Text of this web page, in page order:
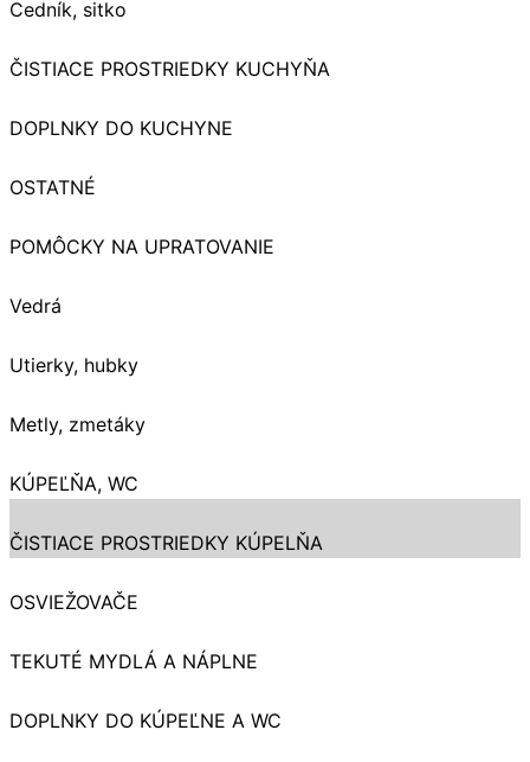
Cedník, sitko
ČISTIACE PROSTRIEDKY KUCHYŇA
DOPLNKY DO KUCHYNE
OSTATNÉ
POMÔCKY NA UPRATOVANIE
Vedrá
Utierky, hubky
Metly, zmetáky
KÚPEĽŇA, WC
ČISTIACE PROSTRIEDKY KÚPELŇA
OSVIEŽOVAČE
TEKUTÉ MYDLÁ A NÁPLNE
DOPLNKY DO KÚPEĽNE A WC